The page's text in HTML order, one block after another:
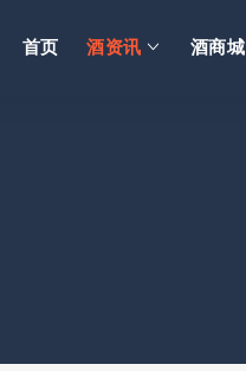
首页 酒资讯 酒商城